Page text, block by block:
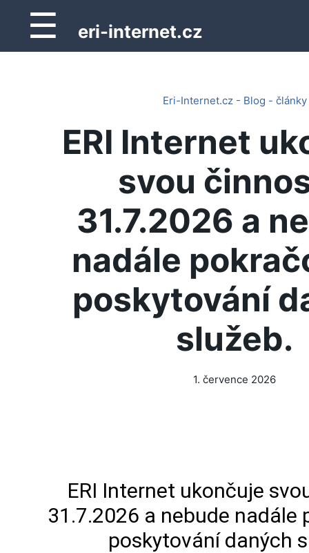
☰ eri-internet.cz
Eri-Internet.cz - Blog - články
ERI Internet
svou
31.7.2026 a
nadále
poskytování
služeb.
1. července 2026
ERI Internet ukončuje
31.7.2026 a nebude nadále
poskytování daných